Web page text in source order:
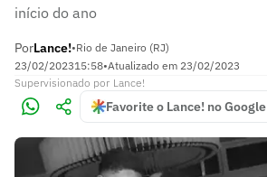
início do ano
PorLance!•Rio de Janeiro (RJ)
23/02/202315:58•Atualizado em 23/02/2023
Supervisionado por Lance!
Favorite o Lance! no Google